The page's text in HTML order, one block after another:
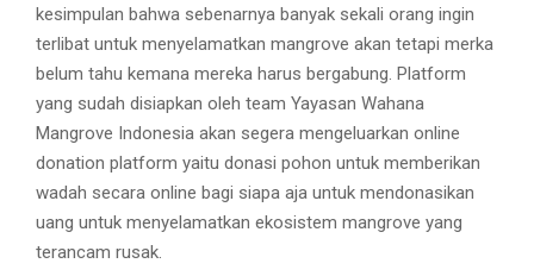
kesimpulan bahwa sebenarnya banyak sekali orang ingin
terlibat untuk menyelamatkan mangrove akan tetapi merka
belum tahu kemana mereka harus bergabung. Platform
yang sudah disiapkan oleh team Yayasan Wahana
Mangrove Indonesia akan segera mengeluarkan online
donation platform yaitu donasi pohon untuk memberikan
wadah secara online bagi siapa aja untuk mendonasikan
uang untuk menyelamatkan ekosistem mangrove yang
terancam rusak.